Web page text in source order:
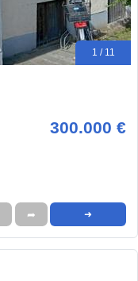
1 / 11
300.000 €
➦ ➜